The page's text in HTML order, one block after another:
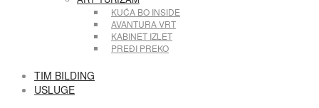
KUĆA BO INSIDE
AVANTURA VRT
KABINET IZLET
PREĐI PREKO
TIM BILDING
USLUGE